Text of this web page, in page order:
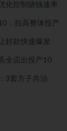
化控制烧钱速率
：拉高整体投产
好款快速爆发
全店出投产10
3套方子共治